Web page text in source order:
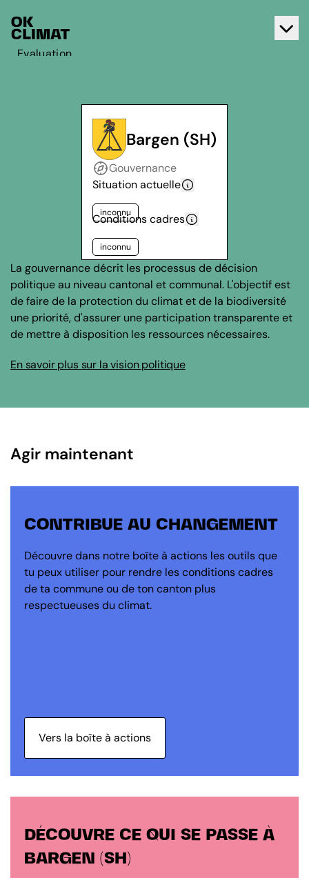
Evaluation
Bargen (SH)
Gouvernance
Situation actuelle
inconnu
Conditions cadres
inconnu
La gouvernance décrit les processus de décision
politique au niveau cantonal et communal. L'objectif est
de faire de la protection du climat et de la biodiversité
une priorité, d'assurer une participation transparente et
de mettre à disposition les ressources nécessaires.
En savoir plus sur la vision politique
Agir maintenant
CONTRIBUE AU CHANGEMENT
Découvre dans notre boîte à actions les outils que
tu peux utiliser pour rendre les conditions cadres
de ta commune ou de ton canton plus
respectueuses du climat.
Vers la boîte à actions
DÉCOUVRE CE QUI SE PASSE À
BARGEN (SH)